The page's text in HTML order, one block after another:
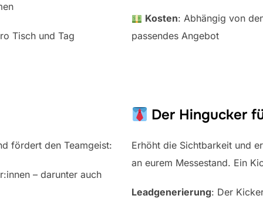
Tisch und Tag
Kosten: Abhängig von
passendes Angebot
fördert den Teamgeist:
– darunter auch
Der Hingucker
Erhöht die Sichtbarkeit und
an eurem Messestand. Ein
Leadgenerierung: Der